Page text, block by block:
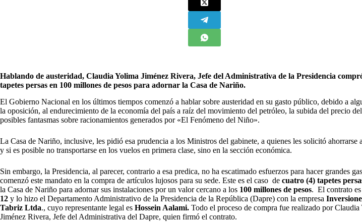
Hablando de austeridad, Claudia Yolima Jiménez Rivera, Jefe del Administrativa de la Presidencia
tapetes persas en 100 millones de pesos para adornar la Casa de Nariño.
El Gobierno Nacional en los últimos tiempos comenzó a hablar sobre austeridad en su gasto público, debido a
la oposición, al endurecimiento de la economía del país a raíz del movimiento del petróleo, la subida del precio
posibles fantasmas sobre racionamientos generados por «El Fenómeno del Niño».
La Casa de Nariño, inclusive, les pidió esa prudencia a los Ministros del gabinete, a quienes les solicitó ahorrarse
y si es posible no transportarse en los vuelos en primera clase, sino en la sección económica.
Sin embargo, la Presidencia, al parecer, contrario a esa predica, no ha escatimado esfuerzos para hacer grandes
comenzó este mandato en la compra de artículos lujosos para su sede. Este es el caso de cuatro (4) tapetes
la Casa de Nariño para adornar sus instalaciones por un valor cercano a los 100 millones de pesos. El contrato es
12 y lo hizo el Departamento Administrativo de la Presidencia de la República (Dapre) con la empresa
Tabriz Ltda., cuyo representante legal es Hossein Aalami. Todo el proceso de compra fue realizado por Claudia
Jiménez Rivera, Jefe del Administrativa del Dapre, quien firmó el contrato.